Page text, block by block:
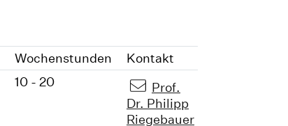
Wochenstunden
Kontakt
10 - 20
Prof.
Dr. Philipp
Riegebauer